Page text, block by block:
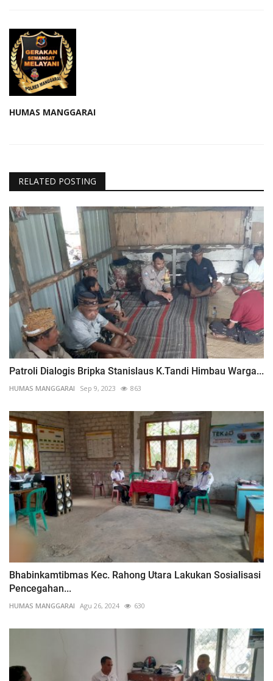
HUMAS MANGGARAI
RELATED POSTING
Patroli Dialogis Bripka Stanislaus K.Tandi Himbau Warga...
HUMAS MANGGARAI Sep 9, 2023 863
Bhabinkamtibmas Kec. Rahong Utara Lakukan Sosialisasi
Pencegahan...
HUMAS MANGGARAI Agu 26, 2024 630